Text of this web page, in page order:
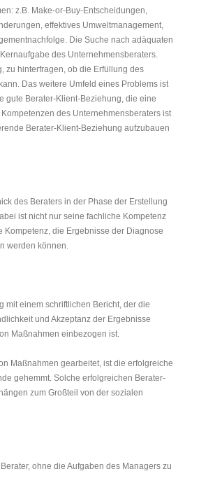
z.B. Make-or-Buy-Entscheidungen,
effektives Umwelt­management,
Die Suche nach adäquaten
des Unternehmensberaters.
zu hinterfragen, ob die Erfüllung des
Das weitere Umfeld eines Problems ist
gute Berater-Klient-Beziehung, die eine
des Unternehmensberaters ist
Be­rater-Klient-Beziehung aufzubauen
des Beraters in der Phase der Erstellung
ist nicht nur seine fachliche Kompetenz
die Er­gebnisse der Diagnose
werden können.
mit einem schriftlichen Bericht, der die
und Akzeptanz der Ergebnisse
Maßnahmen einbezogen ist.
Maßnahmen gearbeitet, ist die erfolgreiche
gehemmt. Solche erfolg­reichen Berater-
zum Großteil von der sozialen
ohne die Aufgaben des Managers zu